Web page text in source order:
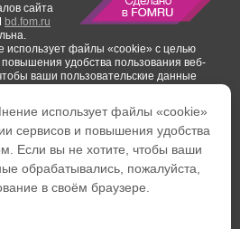
сайта
bd.fom.ru
файлы «cookie» с целью
удобства пользования веб-
ваши пользовательские данные
за период с 1 января по 31 декабря
8 (800) 444-53-24
Обратная связь
использует файлы «cookie»
сервисов и повышения удобства
Если вы не хотите, чтобы ваши
обрабатывались, пожалуйста,
в своём браузере.